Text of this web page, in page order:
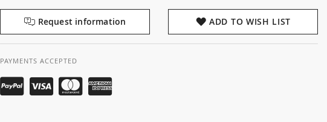
Request information ADD TO WISH LIST
PAYMENTS ACCEPTED